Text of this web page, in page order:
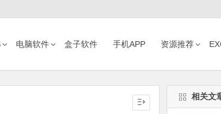
电脑软件 盒子软件 手机APP 资源推荐
相关文